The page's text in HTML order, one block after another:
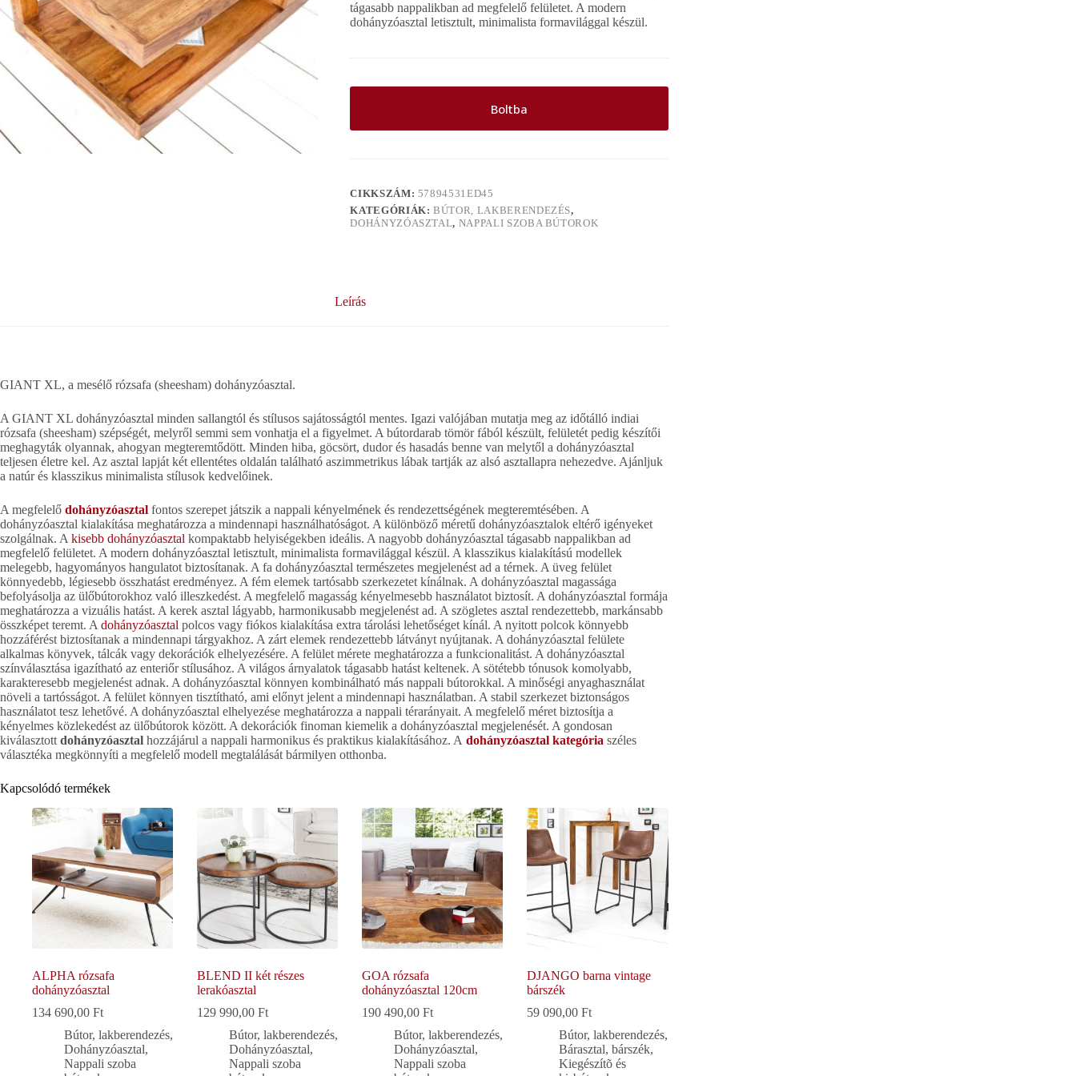
tágasabb nappalikban ad megfelelő felületet. A modern
dohányzóasztal letisztult, minimalista formavilággal készül.
Boltba
CIKKSZÁM: 57894531ED45
KATEGÓRIÁK:BÚTOR, LAKBERENDEZÉS,
DOHÁNYZÓASZTAL, NAPPALI SZOBA BÚTOROK
Leírás
GIANT XL, a mesélő rózsafa (sheesham) dohányzóasztal.
A GIANT XL dohányzóasztal minden sallangtól és stílusos sajátosságtól mentes. Igazi valójában mutatja meg az időtálló indiai
rózsafa (sheesham) szépségét, melyről semmi sem vonhatja el a figyelmet. A bútordarab tömör fából készült, felületét pedig készítői
meghagyták olyannak, ahogyan megteremtődött. Minden hiba, göcsört, dudor és hasadás benne van melytől a dohányzóasztal
teljesen életre kel. Az asztal lapját két ellentétes oldalán található aszimmetrikus lábak tartják az alsó asztallapra nehezedve. Ajánljuk
a natúr és klasszikus minimalista stílusok kedvelőinek.
A megfelelő dohányzóasztal fontos szerepet játszik a nappali kényelmének és rendezettségének megteremtésében. A
dohányzóasztal kialakítása meghatározza a mindennapi használhatóságot. A különböző méretű dohányzóasztalok eltérő igényeket
szolgálnak. A kisebb dohányzóasztal kompaktabb helyiségekben ideális. A nagyobb dohányzóasztal tágasabb nappalikban ad
megfelelő felületet. A modern dohányzóasztal letisztult, minimalista formavilággal készül. A klasszikus kialakítású modellek
melegebb, hagyományos hangulatot biztosítanak. A fa dohányzóasztal természetes megjelenést ad a térnek. A üveg felület
könnyedebb, légiesebb összhatást eredményez. A fém elemek tartósabb szerkezetet kínálnak. A dohányzóasztal magassága
befolyásolja az ülőbútorokhoz való illeszkedést. A megfelelő magasság kényelmesebb használatot biztosít. A dohányzóasztal formája
meghatározza a vizuális hatást. A kerek asztal lágyabb, harmonikusabb megjelenést ad. A szögletes asztal rendezettebb, markánsabb
összképet teremt. A dohányzóasztal polcos vagy fiókos kialakítása extra tárolási lehetőséget kínál. A nyitott polcok könnyebb
hozzáférést biztosítanak a mindennapi tárgyakhoz. A zárt elemek rendezettebb látványt nyújtanak. A dohányzóasztal felülete
alkalmas könyvek, tálcák vagy dekorációk elhelyezésére. A felület mérete meghatározza a funkcionalitást. A dohányzóasztal
színválasztása igazítható az enteriőr stílusához. A világos árnyalatok tágasabb hatást keltenek. A sötétebb tónusok komolyabb,
karakteresebb megjelenést adnak. A dohányzóasztal könnyen kombinálható más nappali bútorokkal. A minőségi anyaghasználat
növeli a tartósságot. A felület könnyen tisztítható, ami előnyt jelent a mindennapi használatban. A stabil szerkezet biztonságos
használatot tesz lehetővé. A dohányzóasztal elhelyezése meghatározza a nappali térarányait. A megfelelő méret biztosítja a
kényelmes közlekedést az ülőbútorok között. A dekorációk finoman kiemelik a dohányzóasztal megjelenését. A gondosan
kiválasztott dohányzóasztal hozzájárul a nappali harmonikus és praktikus kialakításához. A dohányzóasztal kategória széles
választéka megkönnyíti a megfelelő modell megtalálását bármilyen otthonba.
Kapcsolódó termékek
ALPHA rózsafa
dohányzóasztal
134 690,00 Ft
Bútor, lakberendezés,
Dohányzóasztal,
Nappali szoba
BLEND II két részes
lerakóasztal
129 990,00Ft
Bútor, lakberendezés,
Dohányzóasztal,
Nappali szoba
GOA rózsafa
dohányzóasztal 120cm
190 490,00Ft
Bútor, lakberendezés,
Dohányzóasztal,
Nappali szoba
DJANGO barna vintage
bárszék
59 090,00Ft
Bútor, lakberendezés,
Bárasztal, bárszék,
Kiegészítõ és